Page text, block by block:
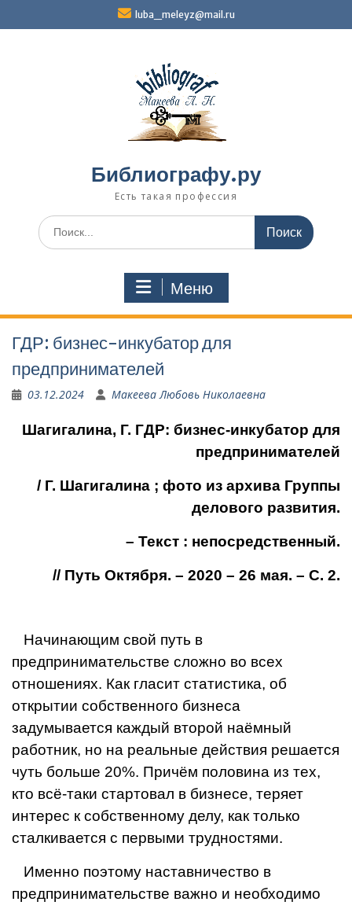
luba_meleyz@mail.ru
Библиографу.ру
Есть такая профессия
Поиск
по:
Меню
ГДР: бизнес-инкубатор для
предпринимателей
03.12.2024 Макеева Любовь Николаевна
Шагигалина, Г. ГДР: бизнес-инкубатор для
предпринимателей
/ Г. Шагигалина ; фото из архива Группы
делового развития.
– Текст : непосредственный.
// Путь Октября. – 2020 – 26 мая. – С. 2.
Начинающим свой путь в
предпринимательстве сложно во всех
отношениях. Как гласит статистика, об
открытии собственного бизнеса
задумывается каждый второй наёмный
работник, но на реальные действия решается
чуть больше 20%. Причём половина из тех,
кто всё-таки стартовал в бизнесе, теряет
интерес к собственному делу, как только
сталкивается с первыми трудностями.
Именно поэтому наставничество в
предпринимательстве важно и необходимо